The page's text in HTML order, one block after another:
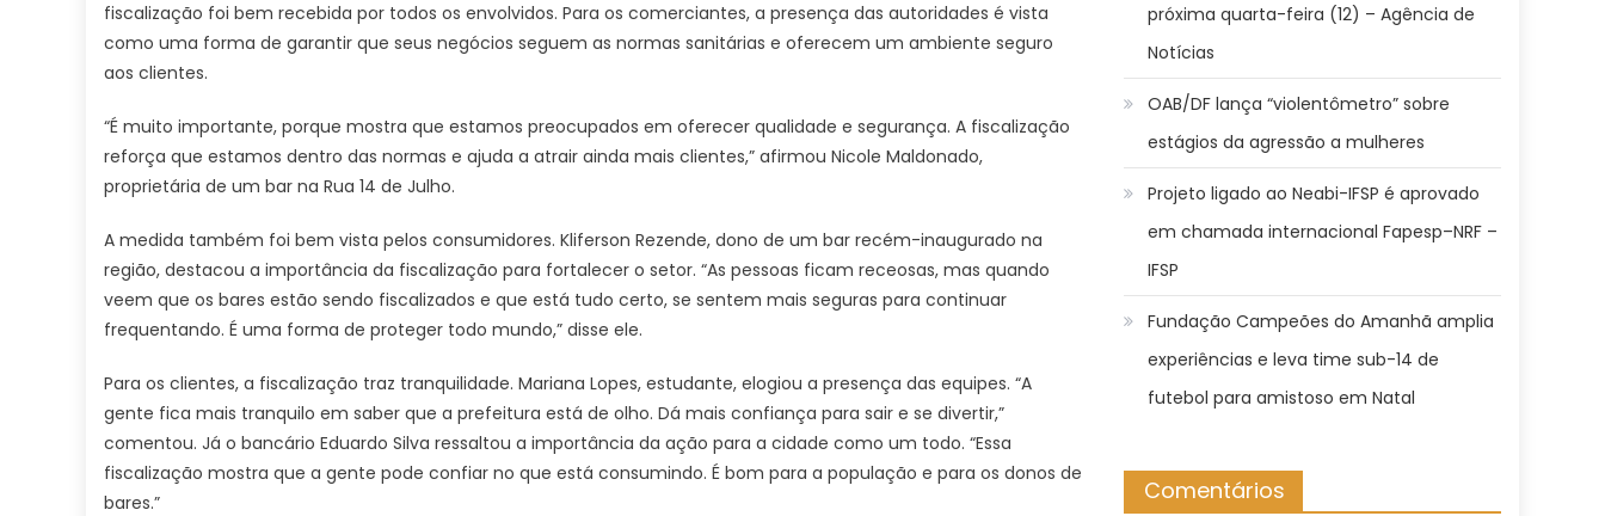
–
CGNotícias
fiscalização foi bem recebida por todos os envolvidos. Para os comerciantes, a presença das autoridades é vista
como uma forma de garantir que seus negócios seguem as normas sanitárias e oferecem um ambiente seguro
aos clientes.
“É muito importante, porque mostra que estamos preocupados em oferecer qualidade e segurança. A fiscalização
reforça que estamos dentro das normas e ajuda a atrair ainda mais clientes,” afirmou Nicole Maldonado,
proprietária de um bar na Rua 14 de Julho.
A medida também foi bem vista pelos consumidores. Kliferson Rezende, dono de um bar recém-inaugurado na
região, destacou a importância da fiscalização para fortalecer o setor. “As pessoas ficam receosas, mas quando
veem que os bares estão sendo fiscalizados e que está tudo certo, se sentem mais seguras para continuar
frequentando. É uma forma de proteger todo mundo,” disse ele.
Para os clientes, a fiscalização traz tranquilidade. Mariana Lopes, estudante, elogiou a presença das equipes. “A
gente fica mais tranquilo em saber que a prefeitura está de olho. Dá mais confiança para sair e se divertir,”
comentou. Já o bancário Eduardo Silva ressaltou a importância da ação para a cidade como um todo. “Essa
fiscalização mostra que a gente pode confiar no que está consumindo. É bom para a população e para os donos de
bares.”
próxima quarta-feira (12) – Agência de
Notícias
OAB/DF lança “violentômetro” sobre
estágios da agressão a mulheres
Projeto ligado ao Neabi-IFSP é aprovado
em chamada internacional Fapesp–NRF –
IFSP
Fundação Campeões do Amanhã amplia
experiências e leva time sub-14 de
futebol para amistoso em Natal
Comentários